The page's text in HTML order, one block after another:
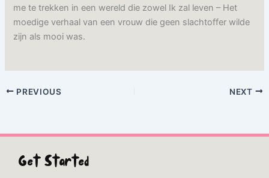
me te trekken in een wereld die zowel Ik zal leven – Het
moedige verhaal van een vrouw die geen slachtoffer wilde
zijn als mooi was.
PREVIOUS NEXT
Get Started